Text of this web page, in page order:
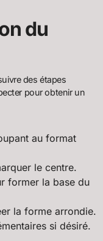
du
des étapes
pour obtenir un
au format
le centre.
former la base du
la forme arrondie.
si désiré.